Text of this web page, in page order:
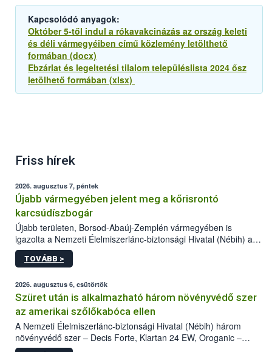
Kapcsolódó anyagok:
Október 5-től indul a rókavakcinázás az ország keleti
és déli vármegyéiben című közlemény letölthető
formában (docx)
Ebzárlat és legeltetési tilalom településlista 2024 ősz
letölhető formában (xlsx)
Friss hírek
2026. augusztus 7, péntek
Újabb vármegyében jelent meg a kőrisrontó
karcsúdíszbogár
Újabb területen, Borsod-Abaúj-Zemplén vármegyében is
igazolta a Nemzeti Élelmiszerlánc-biztonsági Hivatal (Nébih) a
kőrisrontó karcsúdíszbogár (Agrilus planipennis) jelenlétét. A
kártevőt nem csak színcsapdában találták meg, de már fertőzött
az intenzív felderítést, emellett az intézkedéseket a szlovák
hatósággal is összehangolják a terjedés megállítása érdekében.
TOVÁBB >
2026. augusztus 6, csütörtök
Szüret után is alkalmazható három növényvédő szer
az amerikai szőlőkabóca ellen
A Nemzeti Élelmiszerlánc-biztonsági Hivatal (Nébih) három
növényvédő szer – Decis Forte, Klartan 24 EW, Oroganic –
engedélyokiratát módosította, így azok a szüretet követően,